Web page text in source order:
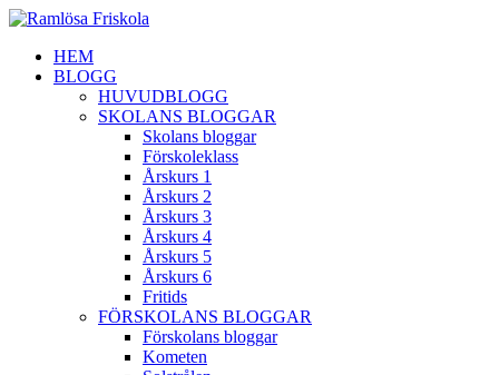
HEM
BLOGG
HUVUDBLOGG
SKOLANS BLOGGAR
Skolans bloggar
Förskoleklass
Årskurs 1
Årskurs 2
Årskurs 3
Årskurs 4
Årskurs 5
Årskurs 6
Fritids
FÖRSKOLANS BLOGGAR
Förskolans bloggar
Kometen